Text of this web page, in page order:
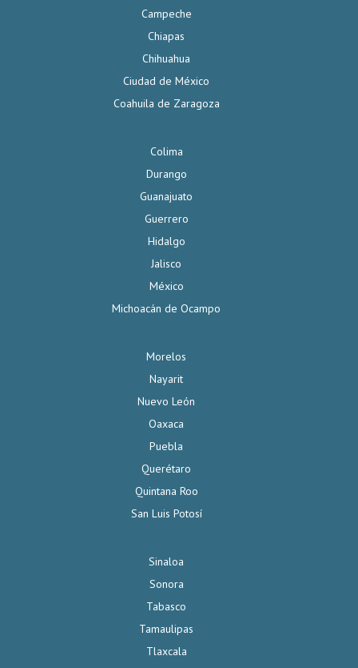
Campeche
Chiapas
Chihuahua
Ciudad de México
Coahuila de Zaragoza
Colima
Durango
Guanajuato
Guerrero
Hidalgo
Jalisco
México
Michoacán de Ocampo
Morelos
Nayarit
Nuevo León
Oaxaca
Puebla
Querétaro
Quintana Roo
San Luis Potosí
Sinaloa
Sonora
Tabasco
Tamaulipas
Tlaxcala